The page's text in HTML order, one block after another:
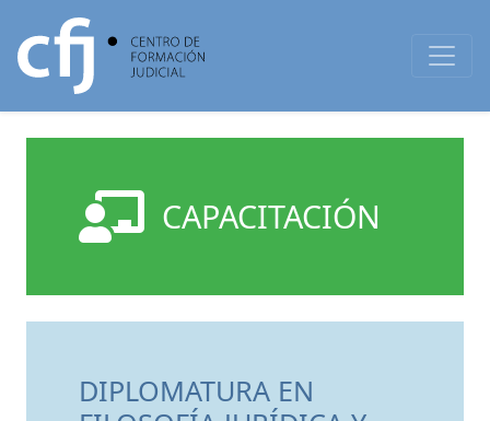
CAPACITACIÓN
DIPLOMATURA EN